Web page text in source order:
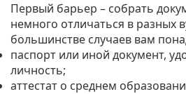
Первый барьер – собрать
немного отличаться в разных
большинстве случаев вам
паспорт или иной документ,
личность;
аттестат о среднем